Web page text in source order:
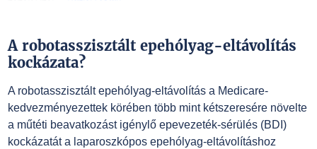
A robotasszisztált epehólyag-eltávolítás
kockázata?
A robotasszisztált epehólyag-eltávolítás a Medicare-
kedvezményezettek körében több mint kétszeresére növelte
a műtéti beavatkozást igénylő epevezeték-sérülés (BDI)
kockázatát a laparoszkópos epehólyag-eltávolításhoz